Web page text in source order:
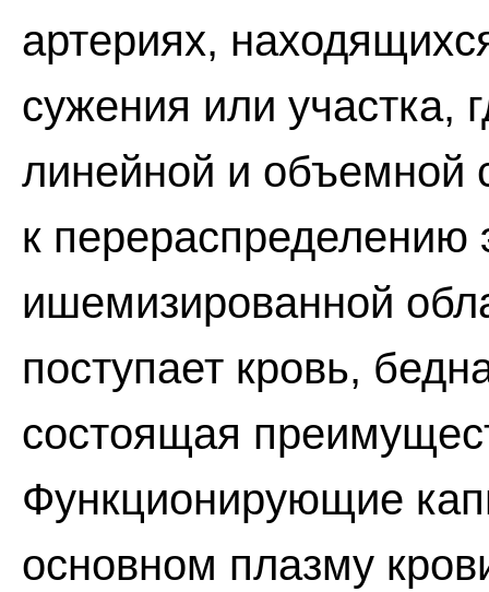
артериях,
сужения или участка,
линейной и объемной
к перераспределению
ишемизированной
поступает кровь,
состоящая
Функционирующие
основном плазму